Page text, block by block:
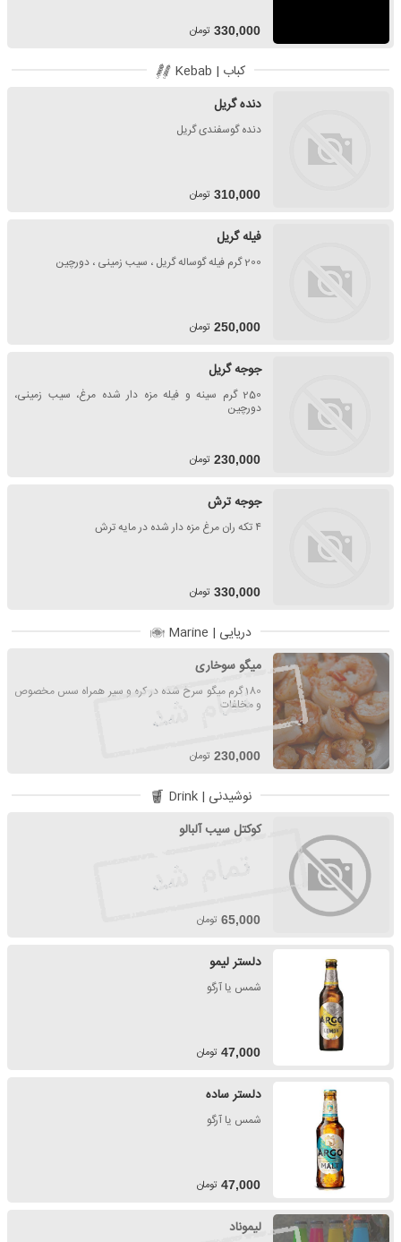
330,000 تومان
کباب | Kebab
دنده گریل
دنده گوسفندی گریل
310,000 تومان
فیله گریل
200 گرم فیله گوساله گریل ، سیب زمینی ، دورچین
250,000 تومان
جوجه گریل
250 گرم سینه و فیله مزه دار شده مرغ، سیب زمینی،
دورچین
230,000 تومان
جوجه ترش
۴ تکه ران مرغ مزه دار شده در مایه ترش
330,000 تومان
دریایی | Marine
میگو سوخاری
180 گرم میگو سرخ شده در کره و سیر همراه سس مخصوص
و مخلفات
230,000 تومان
نوشیدنی | Drink
کوکتل سیب آلبالو
65,000 تومان
دلستر لیمو
شمس یا آرگو
47,000 تومان
دلستر ساده
شمس یا آرگو
47,000 تومان
لیموناد